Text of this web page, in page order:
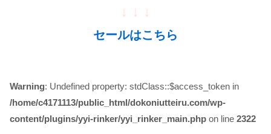
↓ ↓ ↓
セールはこちら
Warning: Undefined property: stdClass::$access_token in
/home/c4171113/public_html/dokoniutteiru.com/wp-
content/plugins/yyi-rinker/yyi_rinker_main.php on line 2322